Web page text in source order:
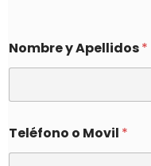
Nombre y Apellidos*
Teléfono o Movil *